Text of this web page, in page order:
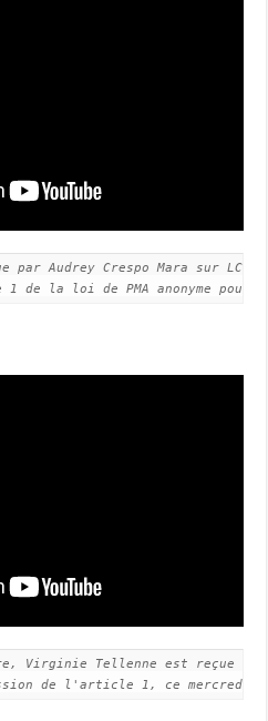
par Audrey Crespo Mara sur
la loi de PMA anonyme pour
Virginie Tellenne est reçue par